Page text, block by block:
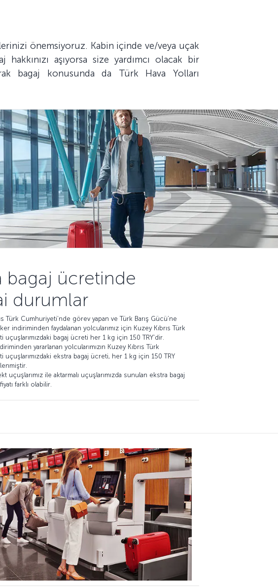
önemsiyoruz. Kabin içinde ve/veya uçak
hakkınızı aşıyorsa size yardımcı olacak bir
bagaj konusunda da Türk Hava Yolları
bagaj ücretinde
durumlar
Türk Cumhuriyeti’nde görev yapan ve Türk Barış Gücü’ne
indiriminden faydalanan yolcularımız için Kuzey Kıbrıs Türk
uçuşlarımızdaki bagaj ücreti her 1 kg için 150 TRY'dir.
yararlanan yolcularımızın Kuzey Kıbrıs Türk
uçuşlarımızdaki ekstra bagaj ücreti, her 1 kg için 150 TRY
uçuşlarımız ile aktarmalı uçuşlarımızda sunulan ekstra bagaj
farklı olabilir.